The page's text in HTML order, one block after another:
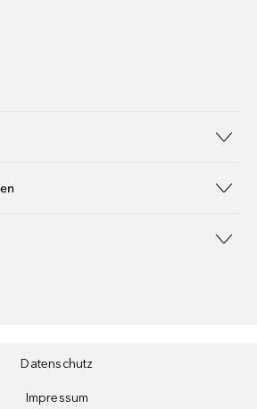
Datenschutz
Impressum